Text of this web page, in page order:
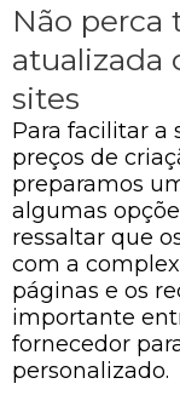
Não perca
atualizada
sites
Para facilitar a
preços de
preparamos
algumas
ressaltar que
com a
páginas e os
importante
fornecedor
personalizado.